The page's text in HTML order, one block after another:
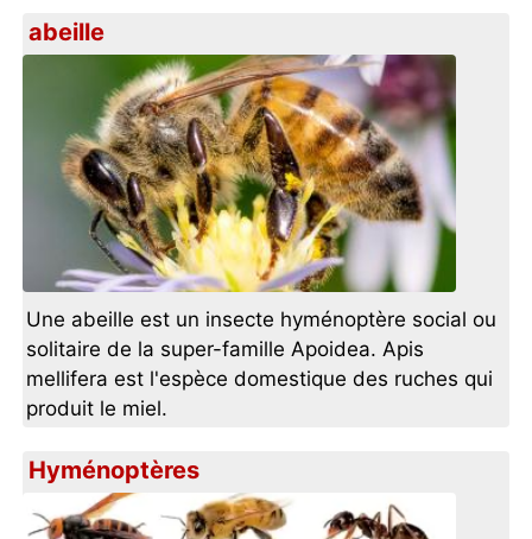
abeille
Une abeille est un insecte hyménoptère social ou
solitaire de la super-famille Apoidea. Apis
mellifera est l'espèce domestique des ruches qui
produit le miel.
Hyménoptères